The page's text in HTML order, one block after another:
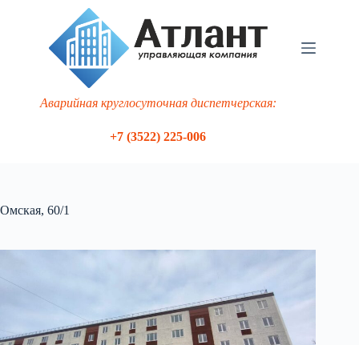
Аварийная круглосуточная диспетчерская:
+7 (3522) 225-006
Омская, 60/1